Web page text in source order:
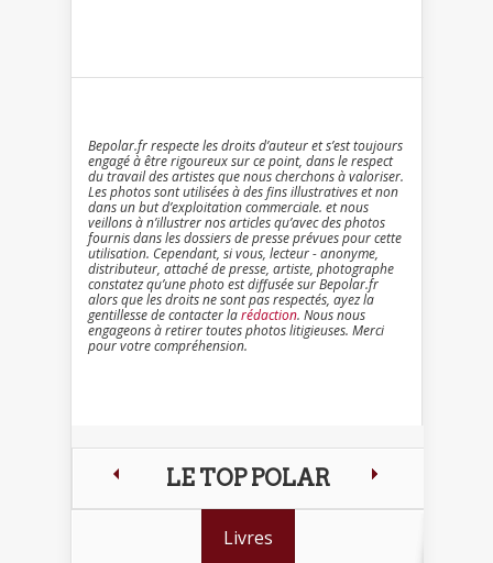
Bepolar.fr respecte les droits d’auteur et s’est toujours
engagé à être rigoureux sur ce point, dans le respect
du travail des artistes que nous cherchons à valoriser.
Les photos sont utilisées à des fins illustratives et non
dans un but d’exploitation commerciale. et nous
veillons à n’illustrer nos articles qu’avec des photos
fournis dans les dossiers de presse prévues pour cette
utilisation. Cependant, si vous, lecteur - anonyme,
distributeur, attaché de presse, artiste, photographe
constatez qu’une photo est diffusée sur Bepolar.fr
alors que les droits ne sont pas respectés, ayez la
gentillesse de contacter larédaction. Nous nous
engageons à retirer toutes photos litigieuses. Merci
pour votre compréhension.
LE TOP POLAR
Livres